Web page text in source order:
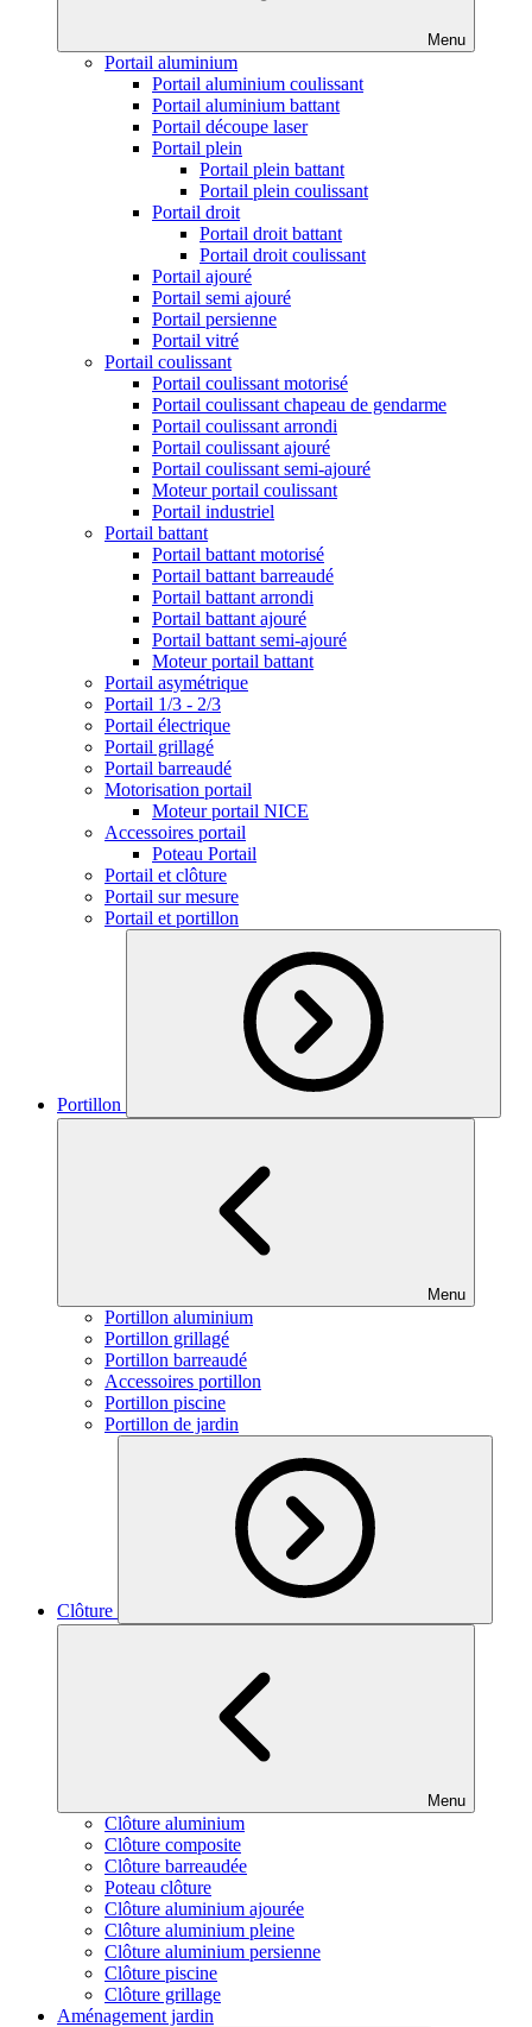
Menu
Portail aluminium
Portail aluminium coulissant
Portail aluminium battant
Portail découpe laser
Portail plein
Portail plein battant
Portail plein coulissant
Portail droit
Portail droit battant
Portail droit coulissant
Portail ajouré
Portail semi ajouré
Portail persienne
Portail vitré
Portail coulissant
Portail coulissant motorisé
Portail coulissant chapeau de gendarme
Portail coulissant arrondi
Portail coulissant ajouré
Portail coulissant semi-ajouré
Moteur portail coulissant
Portail industriel
Portail battant
Portail battant motorisé
Portail battant barreaudé
Portail battant arrondi
Portail battant ajouré
Portail battant semi-ajouré
Moteur portail battant
Portail asymétrique
Portail 1/3 - 2/3
Portail électrique
Portail grillagé
Portail barreaudé
Motorisation portail
Moteur portail NICE
Accessoires portail
Poteau Portail
Portail et clôture
Portail sur mesure
Portail et portillon
Portillon
Menu
Portillon aluminium
Portillon grillagé
Portillon barreaudé
Accessoires portillon
Portillon piscine
Portillon de jardin
Clôture
Menu
Clôture aluminium
Clôture composite
Clôture barreaudée
Poteau clôture
Clôture aluminium ajourée
Clôture aluminium pleine
Clôture aluminium persienne
Clôture piscine
Clôture grillage
Aménagement jardin